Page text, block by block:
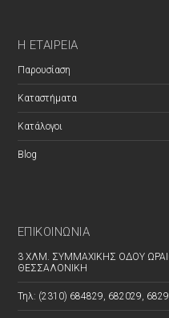
Η ΕΤΑΙΡΕΊΑ
Παρουσίαση
Καταστήματα
Κατάλογοι
Blog
ΕΠΙΚΟΙΝΩΝΊΑ
3 ΧΛΜ. ΣΥΜΜΑΧΙΚΗΣ ΟΔΟΥ
ΘΕΣΣΑΛΟΝΙΚΗ
Τηλ: (2310) 684829, 682029,